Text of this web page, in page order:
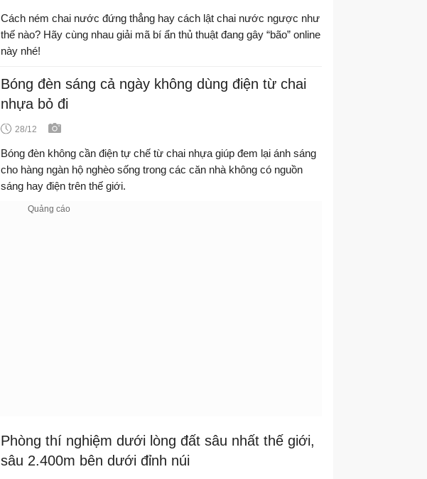
Cách ném chai nước đứng thẳng hay cách lật chai nước ngược như
thế nào? Hãy cùng nhau giải mã bí ẩn thủ thuật đang gây “bão” online
này nhé!
Bóng đèn sáng cả ngày không dùng điện từ chai
nhựa bỏ đi
28/12
Bóng đèn không cần điện tự chế từ chai nhựa giúp đem lại ánh sáng
cho hàng ngàn hộ nghèo sống trong các căn nhà không có nguồn
sáng hay điện trên thế giới.
Phòng thí nghiệm dưới lòng đất sâu nhất thế giới,
sâu 2.400m bên dưới đỉnh núi